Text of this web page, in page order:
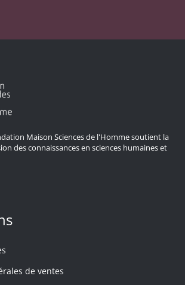
Maison Sciences de l'Homme soutient la
des connaissances en sciences humaines et
de ventes